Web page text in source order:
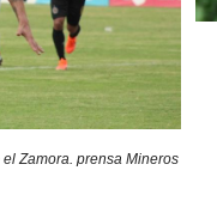
Zamora. prensa Mineros